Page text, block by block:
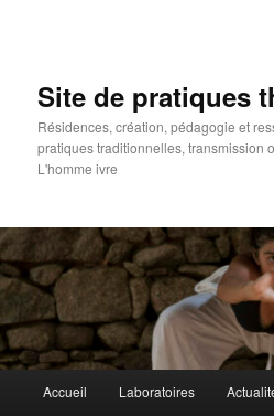
Site de pratiques
Résidences, création, pédagogie et
pratiques traditionnelles, transmission
L'homme ivre
principal
Accueil Laboratoires